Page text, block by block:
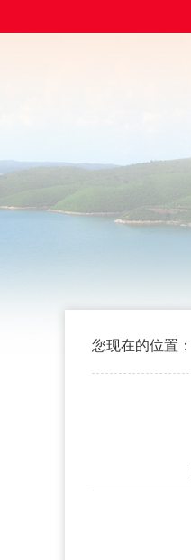
您现在的位置：